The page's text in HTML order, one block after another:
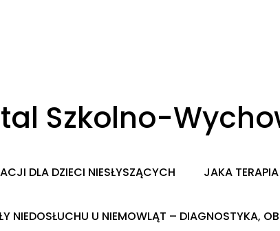
Szkolno-
DLA DZIECI NIESŁYSZĄCYCH JAKA
NIEDOSŁUCHU U NIEMOWLĄT – DIAGNOSTYKA,